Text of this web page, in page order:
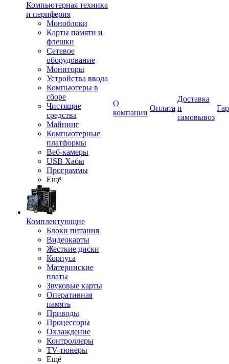
Компьютерная техника
и периферия
Моноблоки
Карты памяти и
флешки
Сетевое
оборудование
Мониторы
Устройства ввода
Компьютеры в
сборе
Чистящие
средства
Майнинг
Компьютерные
платформы
Веб-камеры
USB Хабы
Программы
Ещё
Комплектующие
Блоки питания
Видеокарты
Жесткие диски
Корпуса
Материнские
платы
Звуковые карты
Оперативная
память
Приводы
Процессоры
Охлаждение
Контроллеры
TV-тюнеры
Ещё
О
компании
Оплата
Доставка
и
самовывоз